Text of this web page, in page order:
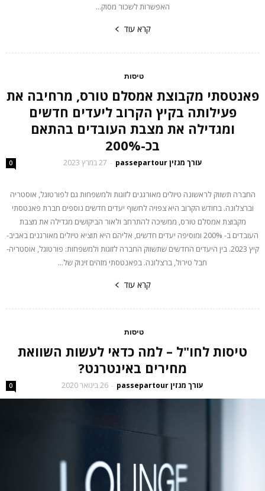
האפשרות לשכור מסוק...
קרא עוד
טיסות
פאנטסתי מקבוצת אמסלם טורס, מרחיבה את
פעילותה בקיץ הקרוב ליעדים חדשים
ומגדילה את מצבת העובדים בהתאם
בכ-200%
עורך מגזין passepartour - 27 במרץ 2023 0
החברה תשווק לראשונה טיולים מאורגנים לזוגות ולמשפחות גם לפורטוגל, אוסטריה
וברצלונה. בחודש הקרוב היא צפויה לחשוף יעדים חדשים נוספים חברת פאנטסתי
מקבוצת אמסלם טורס, ממשיכה להתרחב ולאור הביקושים מגדילה את מצבת
העובדים ב- 200% ומוסיפה יעדים חדשים, אליהם היא תוציא טיולים מאורגנים באביב-
קיץ 2023. בין היעדים החדשים שתשווק החברה לזוגות ולמשפחות: פורטוגל, אוסטריה-
חבל טירול, ברצלונה. בפאנטסתי מזהים זינוק של...
קרא עוד
טיסות
טיסות לחו"ל – למה כדאי לעשות השוואת
מחירים באינטרנט?
עורך מגזין passepartour - 26 בינואר 2020 0